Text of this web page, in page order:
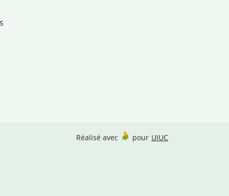
Réalisé avec pour UIUC